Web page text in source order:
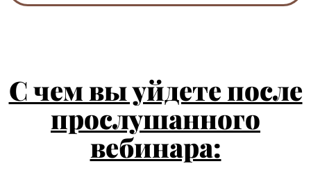
С чем вы уйдете после
прослушанного
вебинара: